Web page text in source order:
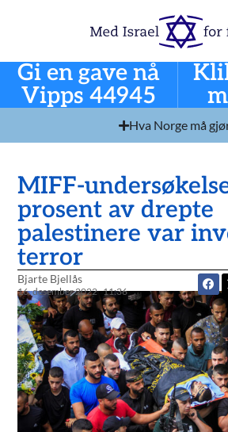
Gi en gave nå
Vipps 44945
Hva Norge må
MIFF-
prosent av drepte
palestinere var
terror
Bjarte Bjellås
16. desember 2022 11:36